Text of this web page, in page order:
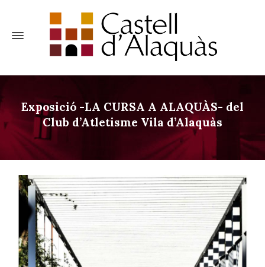
Exposició -LA CURSA A ALAQUÀS- del
Club d’Atletisme Vila d’Alaquàs